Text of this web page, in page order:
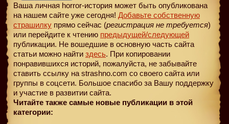
Ваша личная horror-история может быть опубликована
на нашем сайте уже сегодня! Добавьте собственную
страшилку прямо сейчас (регистрация не требуется)
или перейдите к чтению предыдущей/следующей
публикации. Не вошедшие в основную часть сайта
статьи можно найти здесь. При копировании
понравившихся историй, пожалуйста, не забывайте
ставить ссылку на strashno.com со своего сайта или
группы в соцсети. Большое спасибо за Вашу поддержку
и участие в развитии сайта.
Читайте также самые новые публикации в этой
категории: